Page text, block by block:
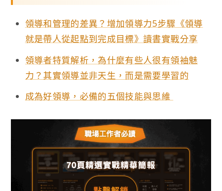
領導和管理的差異？增加領導力5步驟《領導
就是帶人從起點到完成目標》讀書實戰分享
領導者特質解析，為什麼有些人很有領袖魅
力？其實領導並非天生，而是需要學習的
成為好領導，必備的五個技能與思維